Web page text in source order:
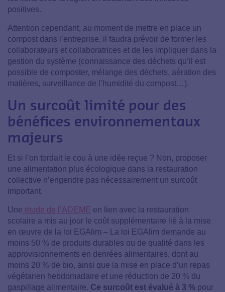
positives.
Attention cependant, au moment de mettre en place un
compost dans l’entreprise, il faudra prévoir de former les
collaborateurs et collaboratrices et de les impliquer dans la
gestion du système (connaissance des déchets qu’il est
possible de composter, mélange des déchets, aération des
matières, surveillance de l’humidité du compost…).
Un surcoût limité pour des
bénéfices environnementaux
majeurs
Et si l’on tordait le cou à une idée reçue ? Non, proposer
une alimentation plus écologique dans la restauration
collective n’engendre pas nécessairement un surcoût
important.
Une étude de l’ADEME en lien avec la restauration
scolaire a mis au jour le coût supplémentaire lié à la mise
en œuvre de la loi EGAlim – La loi EGAlim demande au
moins 50 % de produits durables ou de qualité dans les
approvisionnements en denrées alimentaires, dont au
moins 20 % de bio, ainsi que la mise en place d’un repas
végétarien hebdomadaire et une réduction de 20 % du
gaspillage alimentaire. Ce surcoût est évalué à 3 % pour